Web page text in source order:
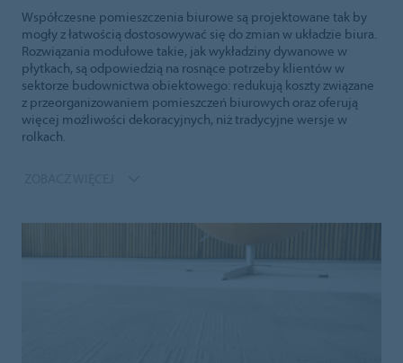
Współczesne pomieszczenia biurowe są projektowane tak by
mogły z łatwością dostosowywać się do zmian w układzie biura.
Rozwiązania modułowe takie, jak wykładziny dywanowe w
płytkach, są odpowiedzią na rosnące potrzeby klientów w
sektorze budownictwa obiektowego: redukują koszty związane
z przeorganizowaniem pomieszczeń biurowych oraz oferują
więcej możliwości dekoracyjnych, niż tradycyjne wersje w
rolkach.